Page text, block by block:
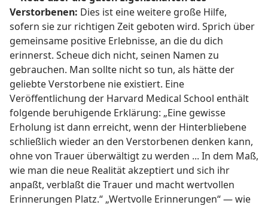
Verstorbenen: Dies ist eine weitere große Hilfe,
sofern sie zur richtigen Zeit geboten wird. Sprich über
gemeinsame positive Erlebnisse, an die du dich
erinnerst. Scheue dich nicht, seinen Namen zu
gebrauchen. Man sollte nicht so tun, als hätte der
geliebte Verstorbene nie existiert. Eine
Veröffentlichung der Harvard Medical School enthält
folgende beruhigende Erklärung: „Eine gewisse
Erholung ist dann erreicht, wenn der Hinterbliebene
schließlich wieder an den Verstorbenen denken kann,
ohne von Trauer überwältigt zu werden ... In dem Maß,
wie man die neue Realität akzeptiert und sich ihr
anpaßt, verblaßt die Trauer und macht wertvollen
Erinnerungen Platz.“ „Wertvolle Erinnerungen“ — wie